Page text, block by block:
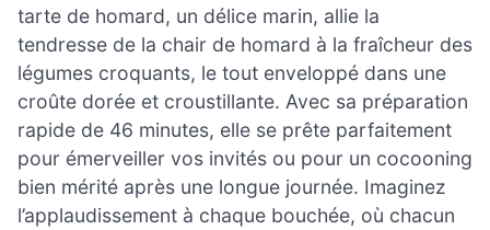
tarte de homard, un délice marin, allie la
tendresse de la chair de homard à la fraîcheur des
légumes croquants, le tout enveloppé dans une
croûte dorée et croustillante. Avec sa préparation
rapide de 46 minutes, elle se prête parfaitement
pour émerveiller vos invités ou pour un cocooning
bien mérité après une longue journée. Imaginez
l’applaudissement à chaque bouchée, où chacun